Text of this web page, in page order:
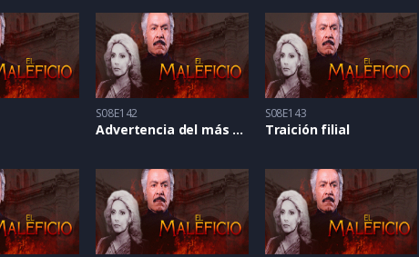
S08E142
Advertencia del más allá
S08E143
Traición filial